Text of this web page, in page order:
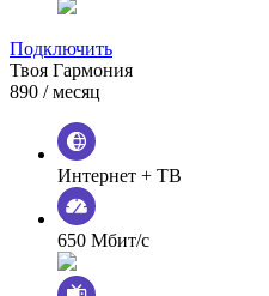
Подключить
Твоя Гармония
890 / месяц
Интернет + ТВ
650 Мбит/с